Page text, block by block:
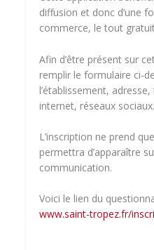
diffusion et donc d’une
commerce, le tout
Afin d’être présent sur
remplir le formulaire ci-
l’établissement,
internet, réseaux
L’inscription ne prend
permettra d’apparaître
communication.
Voici le lien du
www.saint-tropez.fr/